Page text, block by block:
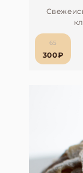
65
300₽